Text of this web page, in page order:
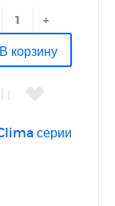
+
В корзину
серии